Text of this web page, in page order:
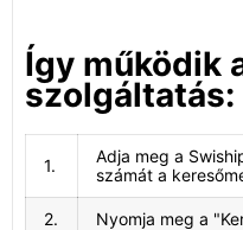
Így működik
szolgáltatás:
1.
Adja meg a
számát a
2. Nyomja meg a